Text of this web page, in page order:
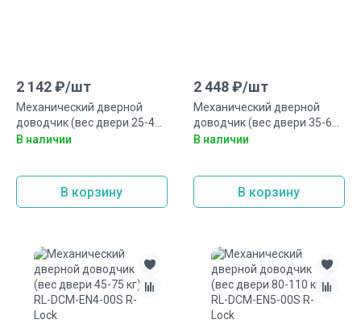
2 142₽/шт
Механический дверной
доводчик (вес двери 25-45
кг) RL-DCM-EN2-00S R-Lock
В наличии
В корзину
2 448₽/шт
Механический дверной
доводчик (вес двери 35-60
кг) RL-DCM-EN3-00S R-Lock
В наличии
В корзину